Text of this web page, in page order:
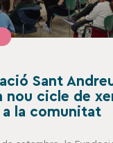
Sant
nou cicle de
la comunitat